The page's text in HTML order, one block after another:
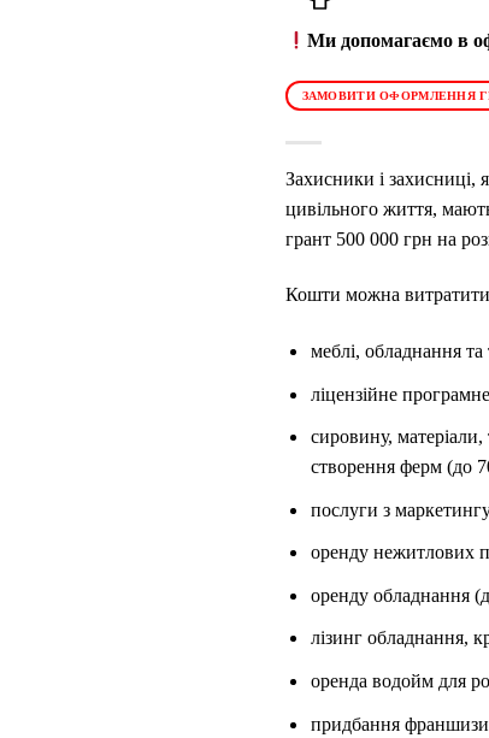
Ми допомагаємо в
ЗАМОВИТИ ОФОРМЛЕННЯ
Захисники і захисниці,
цивільного життя,
грант 500 000 грн на
Кошти можна
меблі, обладнання
ліцензійне
сировину, матеріали,
створення ферм (до
послуги з
оренду нежитлових
оренду обладнання
лізинг обладнання,
оренда водойм для
придбання